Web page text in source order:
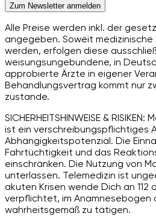
Zum Newsletter anmelden
Alle Preise werden inkl. der
angegeben. Soweit
werden, erfolgen diese
weisungsungebundene, in
approbierte Ärzte in eigener
Behandlungsvertrag kommt nur
zustande.
SICHERHEITSHINWEISE &
ist ein verschreibungspflichtiges
Abhängigkeitspotenzial. Die
Fahrtüchtigkeit und das
einschränken. Die Nutzung von
unterlassen. Telemedizin ist
akuten Krisen wende Dich an 112
verpflichtet, im Anamnesebogen
wahrheitsgemäß zu tätigen.